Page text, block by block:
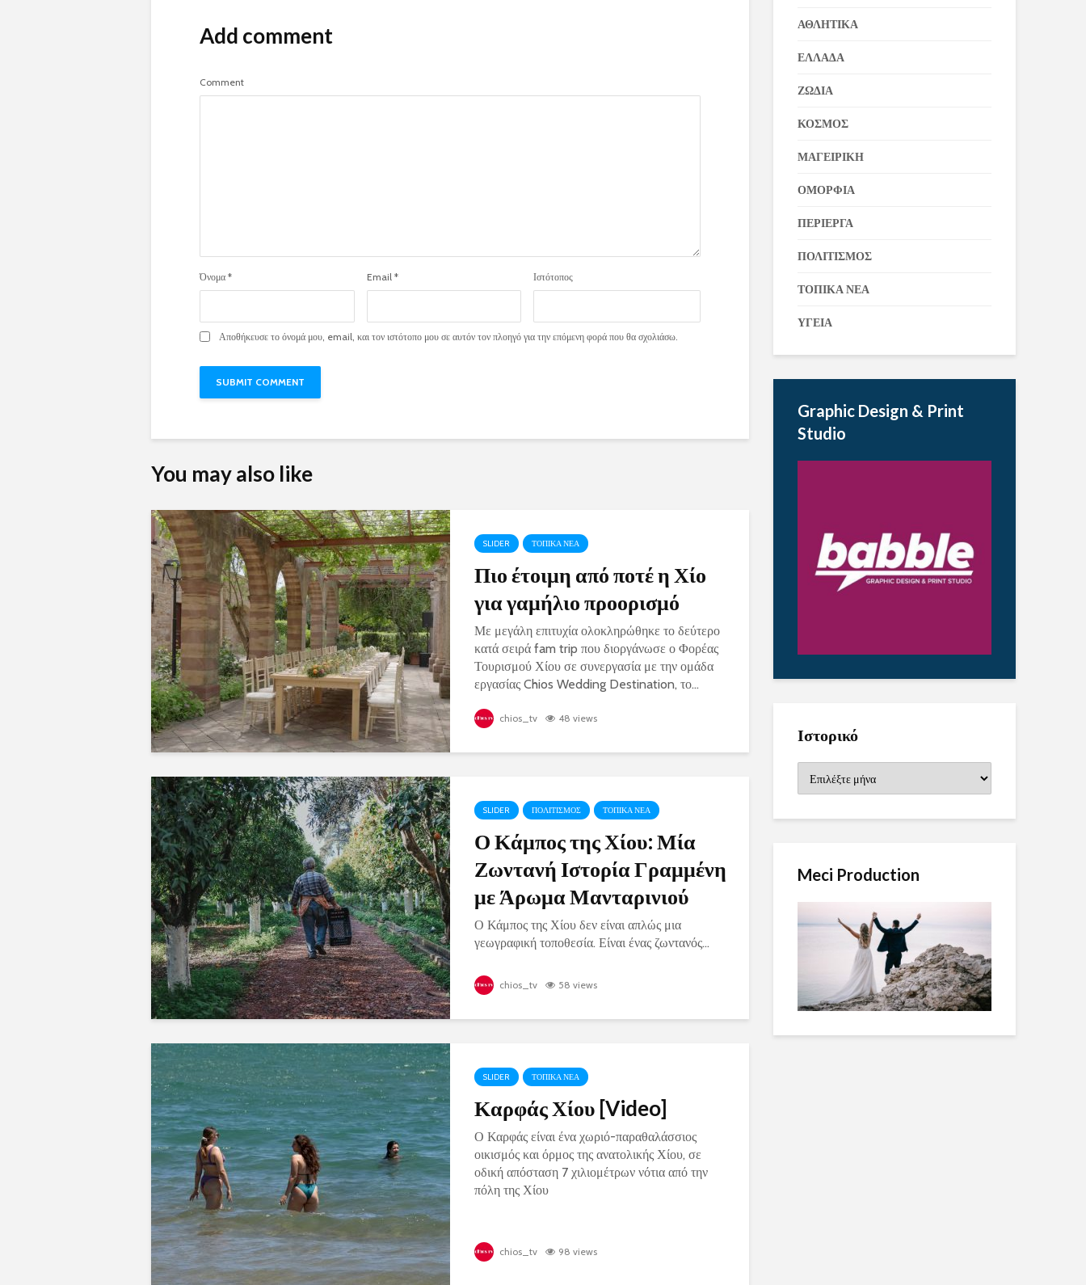
Add comment
Comment
Όνομα * Email * Ιστότοπος
Αποθήκευσε το όνομά μου, email, και τον ιστότοπο μου σε αυτόν τον πλοηγό για την επόμενη φορά που θα σχολιάσω.
You may also like
SLIDER ΤΟΠΙΚΑ ΝΕΑ
Πιο έτοιμη από ποτέ η Χίο
για γαμήλιο προορισμό
Με μεγάλη επιτυχία ολοκληρώθηκε το δεύτερο
κατά σειρά fam trip που διοργάνωσε ο Φορέας
Τουρισμού Χίου σε συνεργασία με την ομάδα
εργασίας Chios Wedding Destination, το...
chios_tv 48 views
SLIDER ΠΟΛΙΤΙΣΜΟΣ ΤΟΠΙΚΑ ΝΕΑ
Ο Κάμπος της Χίου: Μία
Ζωντανή Ιστορία Γραμμένη
με Άρωμα Μανταρινιού
Ο Κάμπος της Χίου δεν είναι απλώς μια
γεωγραφική τοποθεσία. Είναι ένας ζωντανός...
chios_tv 58 views
SLIDER ΤΟΠΙΚΑ ΝΕΑ
Καρφάς Χίου [Video]
Ο Καρφάς είναι ένα χωριό-παραθαλάσσιος
οικισμός και όρμος της ανατολικής Χίου, σε
οδική απόσταση 7 χιλιομέτρων νότια από την
πόλη της Χίου
chios_tv 98 views
ΑΘΛΗΤΙΚΑ
ΕΛΛΑΔΑ
ΖΩΔΙΑ
ΚΟΣΜΟΣ
ΜΑΓΕΙΡΙΚΗ
ΟΜΟΡΦΙΑ
ΠΕΡΙΕΡΓΑ
ΠΟΛΙΤΙΣΜΟΣ
ΤΟΠΙΚΑ ΝΕΑ
ΥΓΕΙΑ
Graphic Design & Print
Studio
Ιστορικό
Meci Production